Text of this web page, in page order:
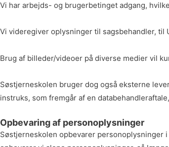
Vi har arbejds- og brugerbetinget adgang,
Vi videregiver oplysninger til sagsbehandler,
Brug af billeder/videoer på diverse medier vil
Søstjerneskolen bruger dog også eksterne
instruks, som fremgår af en
Opbevaring af personoplysninger
Søstjerneskolen opbevarer personoplysninger